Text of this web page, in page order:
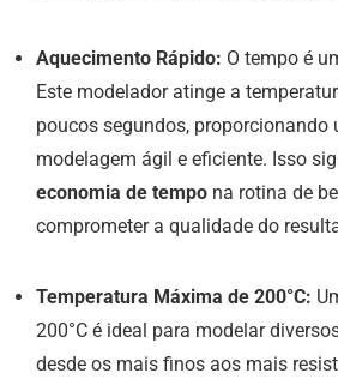
Aquecimento Rápido: O tempo é
Este modelador atinge a
poucos segundos, proporcionando
modelagem ágil e eficiente. Isso
economia de tempo na rotina de
comprometer a qualidade do
Temperatura Máxima de 200°C:
200°C é ideal para modelar
desde os mais finos aos mais